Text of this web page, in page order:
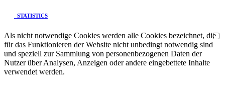
STATISTICS
Als nicht notwendige Cookies werden alle Cookies bezeichnet, die
für das Funktionieren der Website nicht unbedingt notwendig sind
und speziell zur Sammlung von personenbezogenen Daten der
Nutzer über Analysen, Anzeigen oder andere eingebettete Inhalte
verwendet werden.